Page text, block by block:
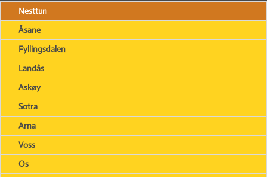
Nesttun
Åsane
Fyllingsdalen
Landås
Askøy
Sotra
Arna
Voss
Os